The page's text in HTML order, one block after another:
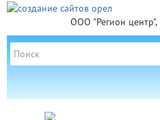
ООО "Регион